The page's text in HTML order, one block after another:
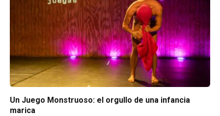
Un Juego Monstruoso: el orgullo de una infancia
marica